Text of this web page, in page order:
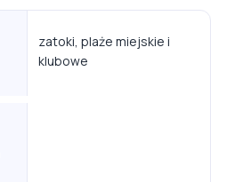
zatoki, plaże miejskie i
klubowe